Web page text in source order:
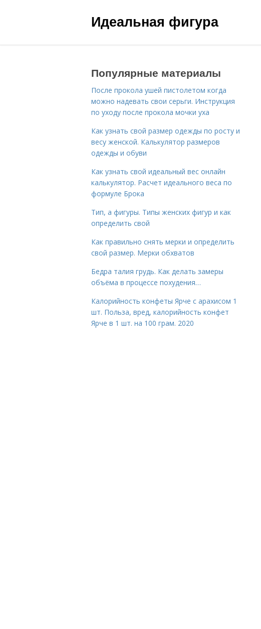
Идеальная фигура
Популярные материалы
После прокола ушей пистолетом когда
можно надевать свои серьги. Инструкция
по уходу после прокола мочки уха
Как узнать свой размер одежды по росту и
весу женской. Калькулятор размеров
одежды и обуви
Как узнать свой идеальный вес онлайн
калькулятор. Расчет идеального веса по
формуле Брока
Тип, а фигуры. Типы женских фигур и как
определить свой
Как правильно снять мерки и определить
свой размер. Мерки обхватов
Бедра талия грудь. Как делать замеры
объёма в процессе похудения…
Калорийность конфеты Ярче с арахисом 1
шт. Польза, вред, калорийность конфет
Ярче в 1 шт. на 100 грам. 2020